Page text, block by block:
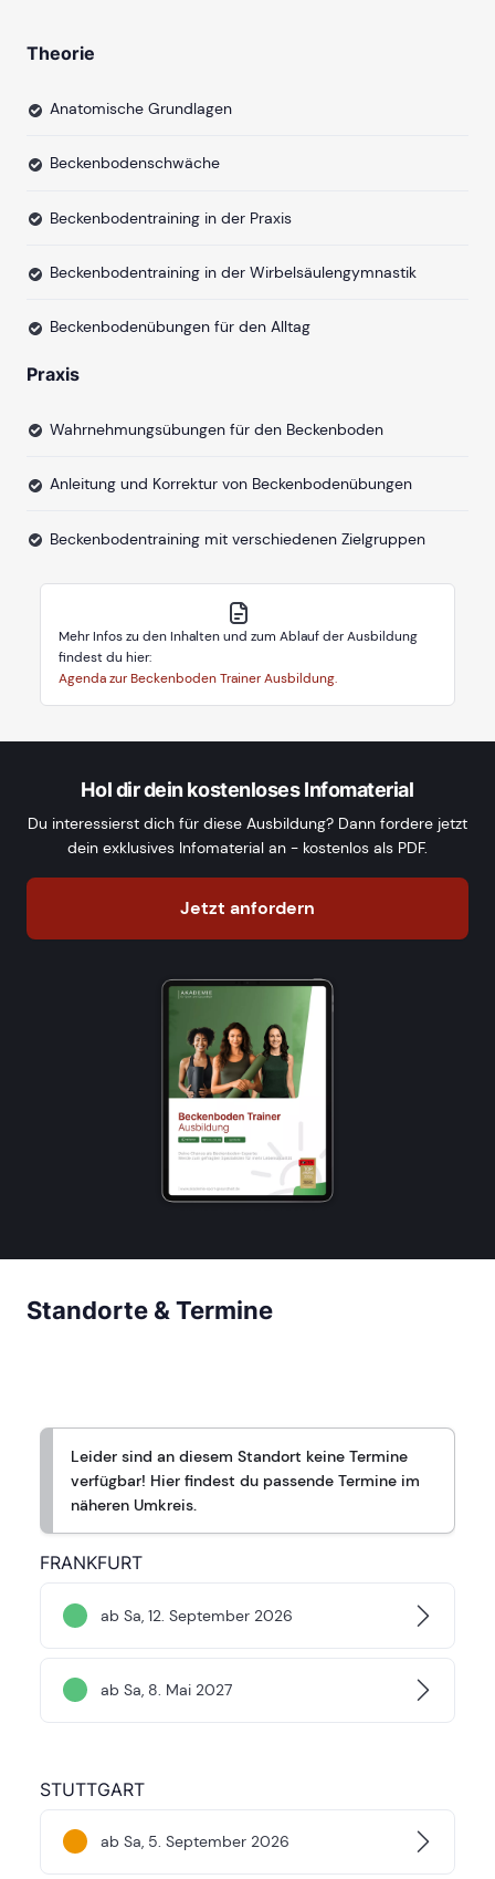
Theorie
Anatomische Grundlagen
Beckenbodenschwäche
Beckenbodentraining in der Praxis
Beckenbodentraining in der Wirbelsäulengymnastik
Beckenbodenübungen für den Alltag
Praxis
Wahrnehmungsübungen für den Beckenboden
Anleitung und Korrektur von Beckenbodenübungen
Beckenbodentraining mit verschiedenen Zielgruppen
Mehr Infos zu den Inhalten und zum Ablauf der Ausbildung
findest du hier:
Agenda zur Beckenboden Trainer Ausbildung.
Hol dir dein kostenloses Infomaterial
Du interessierst dich für diese Ausbildung? Dann fordere jetzt
dein exklusives Infomaterial an - kostenlos als PDF.
Jetzt anfordern
Standorte & Termine
Leider sind an diesem Standort keine Termine
verfügbar! Hier findest du passende Termine im
näheren Umkreis.
FRANKFURT
ab Sa, 12. September 2026
ab Sa, 8. Mai 2027
STUTTGART
ab Sa, 5. September 2026